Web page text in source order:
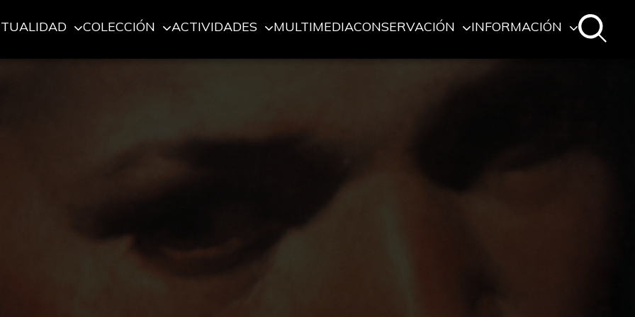
COLECCIÓN ACTIVIDADES MULTIMEDIACONSERVACIÓN INFORMACIÓN